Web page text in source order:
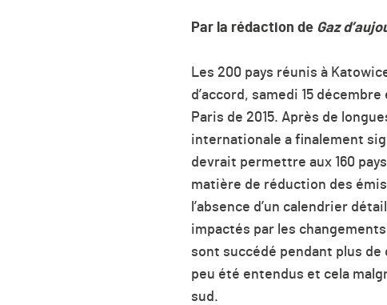
Par la rédaction de Gaz
Les 200 pays réunis à
d’accord, samedi 15
Paris de 2015. Après de
internationale a finalement
devrait permettre aux 160
matière de réduction des
l’absence d’un calendrier
impactés par les
sont succédé pendant plus de
peu été entendus et cela
sud.